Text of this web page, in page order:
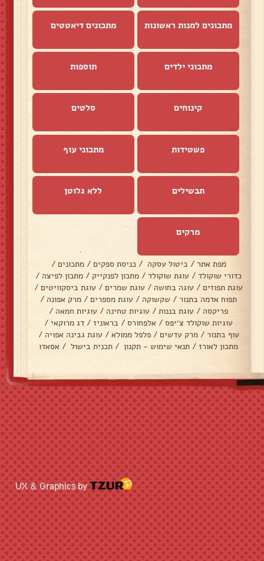
מתכונים למנות ראשונות מתכונים דיאטטים
מתכוני ילדים תוספות
קינוחים סלטים
פשטידות מתכוני עוף
תבשילים ללא גלוטן
מרקים
מפת אתר / ביטול עסקה / כניסת ספקים / מתכונים /
כדורי שוקולד / עוגת שוקולד / מתכון לפנקייק / מתכון לפיצה /
עוגת תפוזים / עוגה בחושה / עוגת שמרים / עוגת ביסקוויטים /
תפוח אדמה בתנור / שקשוקה / עוגת מספרים / מרק אפונה /
פריקסה / עוגת בננות / עוגיות טחינה / עוגיות חמאה /
עוגיות שוקולד צ׳יפס / אלפחורס / בראוניז / דג מרוקאי /
עוף בתנור / מרק עדשים / פלפל ממולא / עוגת גבינה אפויה /
מתכון לאורז / תנאי שימוש - תקנון / תכנית בישול / אסאדו